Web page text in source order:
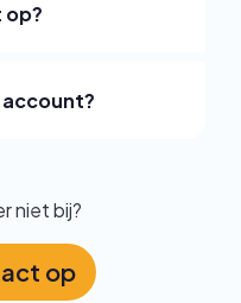
op?
account?
niet bij?
op